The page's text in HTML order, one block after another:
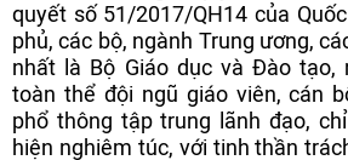
quyết số 51/2017/QH14 của
phủ, các bộ, ngành Trung ương,
nhất là Bộ Giáo dục và Đào tạo,
toàn thể đội ngũ giáo viên, cán
phổ thông tập trung lãnh đạo,
hiện nghiêm túc, với tinh thần